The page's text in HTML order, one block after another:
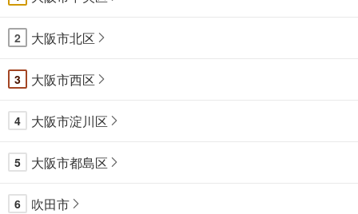
2 大阪市北区
3 大阪市西区
4 大阪市淀川区
5 大阪市都島区
6 吹田市